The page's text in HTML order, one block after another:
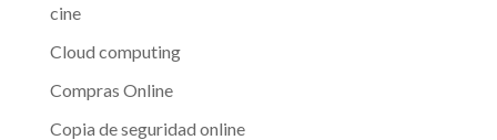
cine
Cloud computing
Compras Online
Copia de seguridad online